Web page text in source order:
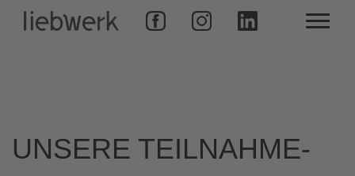
UNSERE TEILNAHME-